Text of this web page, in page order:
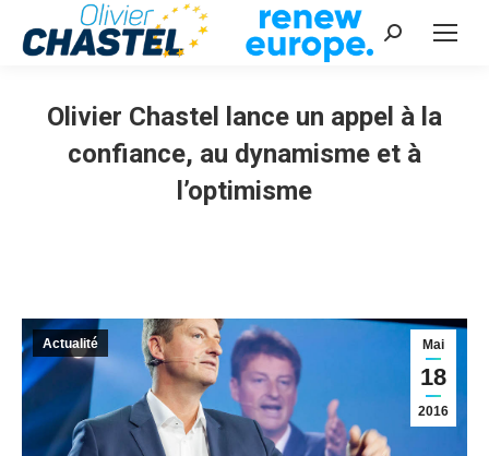
Recherche
Olivier Chastel lance un appel à la
confiance, au dynamisme et à
l’optimisme
Mai
18
2016
Actualité